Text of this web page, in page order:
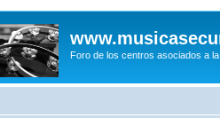
Foro de los centros asociados a la